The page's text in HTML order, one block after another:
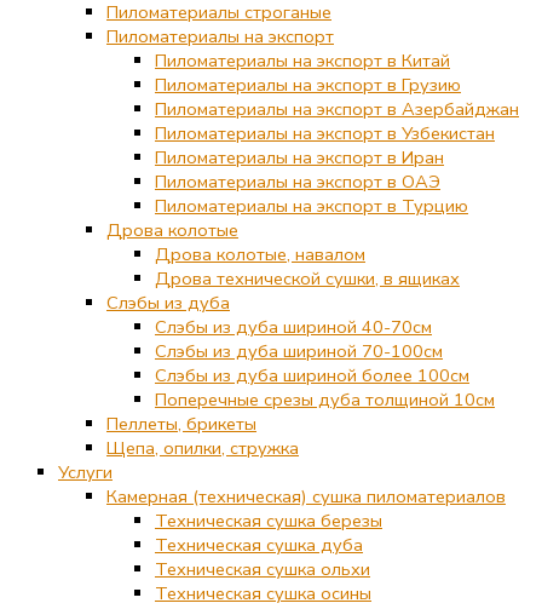
Пиломатериалы строганые
Пиломатериалы на экспорт
Пиломатериалы на экспорт в Китай
Пиломатериалы на экспорт в Грузию
Пиломатериалы на экспорт в Азербайджан
Пиломатериалы на экспорт в Узбекистан
Пиломатериалы на экспорт в Иран
Пиломатериалы на экспорт в ОАЭ
Пиломатериалы на экспорт в Турцию
Дрова колотые
Дрова колотые, навалом
Дрова технической сушки, в ящиках
Слэбы из дуба
Слэбы из дуба шириной 40-70см
Слэбы из дуба шириной 70-100см
Слэбы из дуба шириной более 100см
Поперечные срезы дуба толщиной 10см
Пеллеты, брикеты
Щепа, опилки, стружка
Услуги
Камерная (техническая) сушка пиломатериалов
Техническая сушка березы
Техническая сушка дуба
Техническая сушка ольхи
Техническая сушка осины